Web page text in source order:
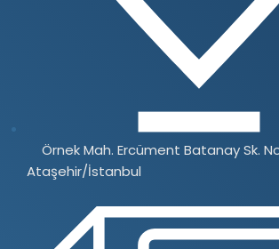
Örnek Mah. Ercüment Batanay Sk.
Ataşehir/İstanbul